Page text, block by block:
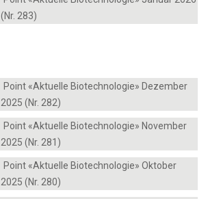
(Nr. 283)
Point «Aktuelle Biotechnologie» Dezember
2025 (Nr. 282)
Point «Aktuelle Biotechnologie» November
2025 (Nr. 281)
Point «Aktuelle Biotechnologie» Oktober
2025 (Nr. 280)